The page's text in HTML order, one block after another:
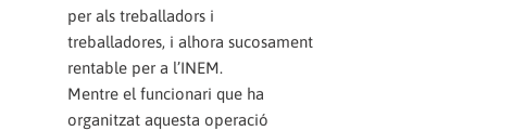
per als treballadors i
treballadores, i alhora sucosament
rentable per a l’INEM.
Mentre el funcionari que ha
organitzat aquesta operació